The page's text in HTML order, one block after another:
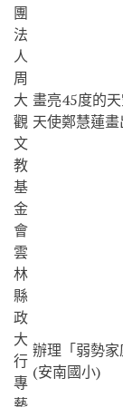
團
法
人
周
大
觀
文
教
基
金
會
畫亮45度的
天使鄭慧蓮
雲
林
縣
政
大
行
專
辦理「弱勢
(安南國小)